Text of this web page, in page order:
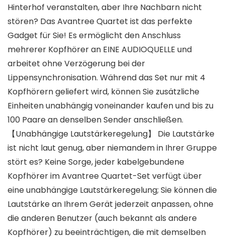
Hinterhof veranstalten, aber Ihre Nachbarn nicht
stören? Das Avantree Quartet ist das perfekte
Gadget für Sie! Es ermöglicht den Anschluss
mehrerer Kopfhörer an EINE AUDIOQUELLE und
arbeitet ohne Verzögerung bei der
Lippensynchronisation. Während das Set nur mit 4
Kopfhörern geliefert wird, können Sie zusätzliche
Einheiten unabhängig voneinander kaufen und bis zu
100 Paare an denselben Sender anschließen.
【Unabhängige Lautstärkeregelung】 Die Lautstärke
ist nicht laut genug, aber niemandem in Ihrer Gruppe
stört es? Keine Sorge, jeder kabelgebundene
Kopfhörer im Avantree Quartet-Set verfügt über
eine unabhängige Lautstärkeregelung; Sie können die
Lautstärke an Ihrem Gerät jederzeit anpassen, ohne
die anderen Benutzer (auch bekannt als andere
Kopfhörer) zu beeinträchtigen, die mit demselben